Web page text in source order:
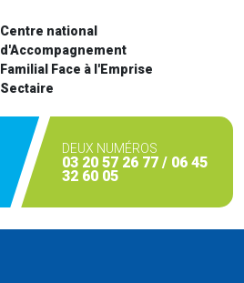
Centre national
d'Accompagnement
Familial Face à l'Emprise
Sectaire
DEUX NUMÉROS
03 20 57 26 77 / 06 45
32 60 05